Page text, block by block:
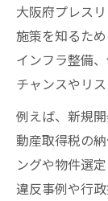
大阪府プレス
施策を知るた
インフラ整備
チャンスやリ
例えば、新規
動産取得税の
ングや物件選
違反事例や行